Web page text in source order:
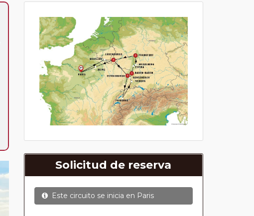
Solicitud de reserva
Este circuito se inicia en Paris